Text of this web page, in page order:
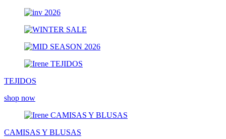
TEJIDOS
shop now
CAMISAS Y BLUSAS